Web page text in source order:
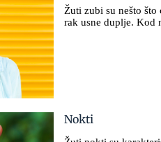
Žuti zubi su nešto
rak usne duplje. Kod
Nokti